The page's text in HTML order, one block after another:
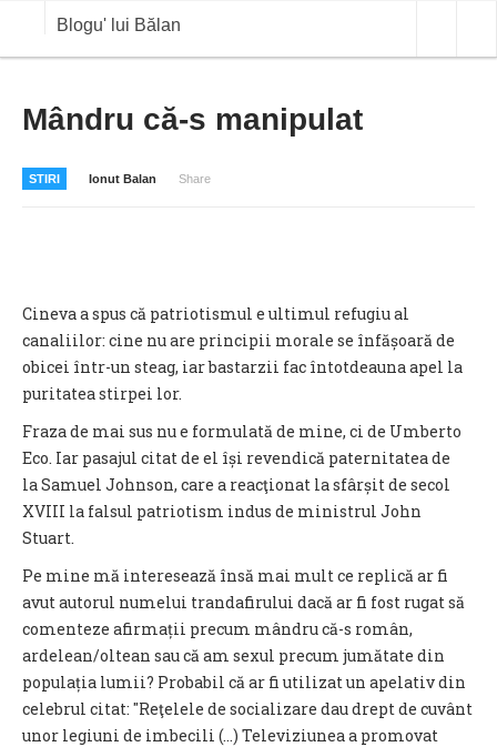
Blogu' lui Bălan
OPINII
COTATII BVB
Mândru că-s manipulat
STIRI Ionut Balan Share
Cineva a spus că patriotismul e ultimul refugiu al
canaliilor: cine nu are principii morale se înfășoară de
obicei într-un steag, iar bastarzii fac întotdeauna apel la
puritatea stirpei lor.
Fraza de mai sus nu e formulată de mine, ci de Umberto
Eco. Iar pasajul citat de el își revendică paternitatea de
la Samuel Johnson, care a reacţionat la sfârșit de secol
XVIII la falsul patriotism indus de ministrul John
Stuart.
Pe mine mă interesează însă mai mult ce replică ar fi
avut autorul numelui trandafirului dacă ar fi fost rugat să
comenteze afirmații precum mândru că-s român,
ardelean/oltean sau că am sexul precum jumătate din
populația lumii? Probabil că ar fi utilizat un apelativ din
celebrul citat: "Reţelele de socializare dau drept de cuvânt
unor legiuni de imbecili (…) Televiziunea a promovat